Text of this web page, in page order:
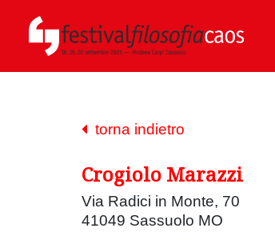
torna indietro
Crogiolo Marazzi
Via Radici in Monte, 70
41049 Sassuolo MO